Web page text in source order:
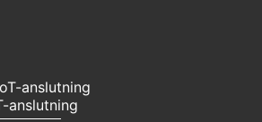
anslutning
anslutning